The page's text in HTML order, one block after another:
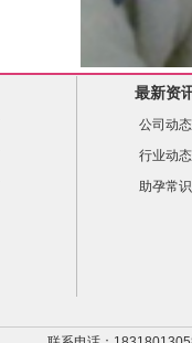
最新资
公司动态
行业动态
助孕常识